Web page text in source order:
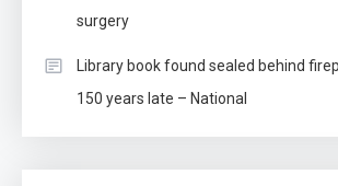
surgery
Library book found sealed behind
150 years late – National